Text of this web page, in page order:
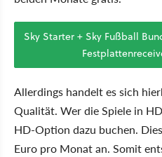
Sky Starter + Sky Fußball
Allerdings handelt es sich
Qualität. Wer die Spiele in
HD-Option dazu buchen.
Euro pro Monat an. Somit